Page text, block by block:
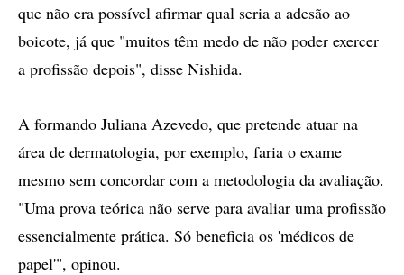
que não era possível afirmar qual seria a adesão ao
boicote, já que "muitos têm medo de não poder exercer
a profissão depois", disse Nishida.
A formando Juliana Azevedo, que pretende atuar na
área de dermatologia, por exemplo, faria o exame
mesmo sem concordar com a metodologia da avaliação.
"Uma prova teórica não serve para avaliar uma profissão
essencialmente prática. Só beneficia os 'médicos de
papel'", opinou.